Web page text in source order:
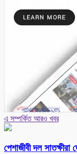
এ সম্পর্কিত আরও খবর
পেশাজীবী দল